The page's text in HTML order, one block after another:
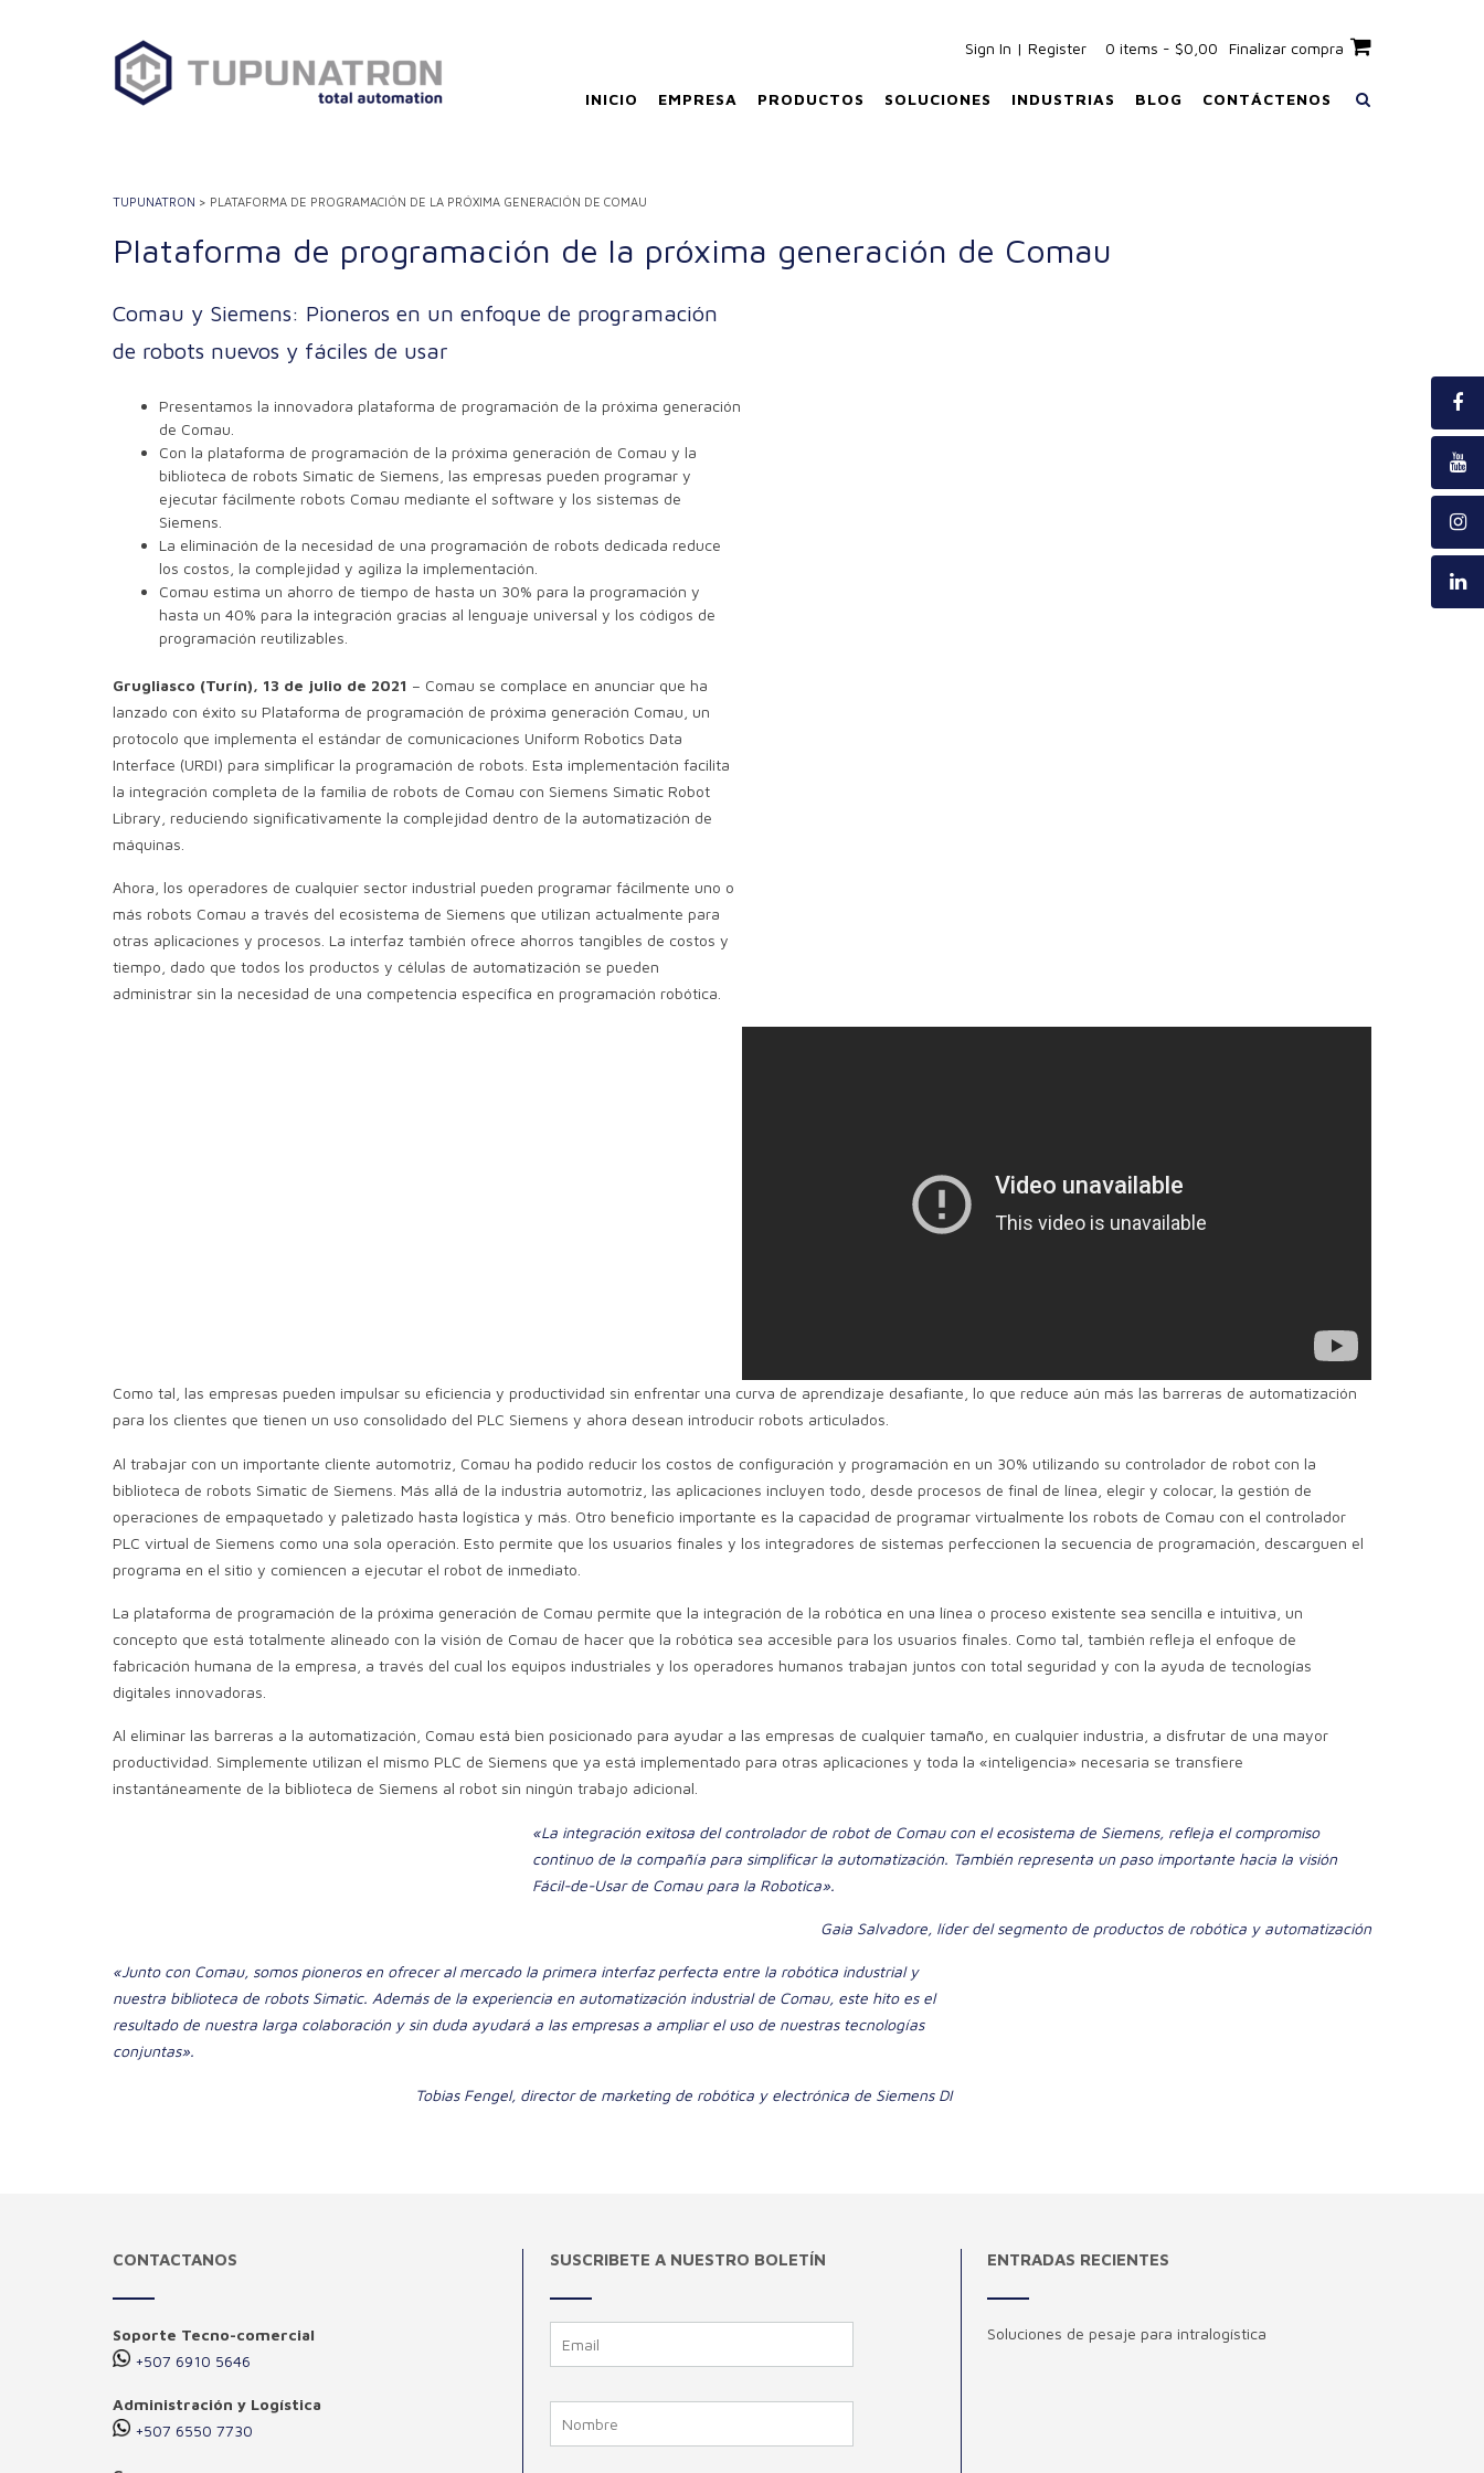
Sign In | Register 0 items - $0,00 Finalizar compra
INICIO EMPRESA PRODUCTOS SOLUCIONES INDUSTRIAS BLOG CONTÁCTENOS
TUPUNATRON > PLATAFORMA DE PROGRAMACIÓN DE LA PRÓXIMA GENERACIÓN DE COMAU
Plataforma de programación de la próxima generación de Comau
Comau y Siemens: Pioneros en un enfoque de programación
de robots nuevos y fáciles de usar
Presentamos la innovadora plataforma de programación de la próxima generación
de Comau.
Con la plataforma de programación de la próxima generación de Comau y la
biblioteca de robots Simatic de Siemens, las empresas pueden programar y
ejecutar fácilmente robots Comau mediante el software y los sistemas de
Siemens.
La eliminación de la necesidad de una programación de robots dedicada reduce
los costos, la complejidad y agiliza la implementación.
Comau estima un ahorro de tiempo de hasta un 30% para la programación y
hasta un 40% para la integración gracias al lenguaje universal y los códigos de
programación reutilizables.
Grugliasco (Turín), 13 de julio de 2021 – Comau se complace en anunciar que ha
lanzado con éxito su Plataforma de programación de próxima generación Comau, un
protocolo que implementa el estándar de comunicaciones Uniform Robotics Data
Interface (URDI) para simplificar la programación de robots. Esta implementación facilita
la integración completa de la familia de robots de Comau con Siemens Simatic Robot
Library, reduciendo significativamente la complejidad dentro de la automatización de
máquinas.
Ahora, los operadores de cualquier sector industrial pueden programar fácilmente uno o
más robots Comau a través del ecosistema de Siemens que utilizan actualmente para
otras aplicaciones y procesos. La interfaz también ofrece ahorros tangibles de costos y
tiempo, dado que todos los productos y células de automatización se pueden
administrar sin la necesidad de una competencia específica en programación robótica.
Como tal, las empresas pueden impulsar su eficiencia y productividad sin enfrentar una curva de aprendizaje desafiante, lo que reduce aún más las barreras de automatización
para los clientes que tienen un uso consolidado del PLC Siemens y ahora desean introducir robots articulados.
Al trabajar con un importante cliente automotriz, Comau ha podido reducir los costos de configuración y programación en un 30% utilizando su controlador de robot con la
biblioteca de robots Simatic de Siemens. Más allá de la industria automotriz, las aplicaciones incluyen todo, desde procesos de final de línea, elegir y colocar, la gestión de
operaciones de empaquetado y paletizado hasta logística y más. Otro beneficio importante es la capacidad de programar virtualmente los robots de Comau con el controlador
PLC virtual de Siemens como una sola operación. Esto permite que los usuarios finales y los integradores de sistemas perfeccionen la secuencia de programación, descarguen el
programa en el sitio y comiencen a ejecutar el robot de inmediato.
La plataforma de programación de la próxima generación de Comau permite que la integración de la robótica en una línea o proceso existente sea sencilla e intuitiva, un
concepto que está totalmente alineado con la visión de Comau de hacer que la robótica sea accesible para los usuarios finales. Como tal, también refleja el enfoque de
fabricación humana de la empresa, a través del cual los equipos industriales y los operadores humanos trabajan juntos con total seguridad y con la ayuda de tecnologías
digitales innovadoras.
Al eliminar las barreras a la automatización, Comau está bien posicionado para ayudar a las empresas de cualquier tamaño, en cualquier industria, a disfrutar de una mayor
productividad. Simplemente utilizan el mismo PLC de Siemens que ya está implementado para otras aplicaciones y toda la «inteligencia» necesaria se transfiere
instantáneamente de la biblioteca de Siemens al robot sin ningún trabajo adicional.
«La integración exitosa del controlador de robot de Comau con el ecosistema de Siemens, refleja el compromiso
continuo de la compañía para simplificar la automatización. También representa un paso importante hacia la visión
Fácil-de-Usar de Comau para la Robotica».
Gaia Salvadore, líder del segmento de productos de robótica y automatización
«Junto con Comau, somos pioneros en ofrecer al mercado la primera interfaz perfecta entre la robótica industrial y
nuestra biblioteca de robots Simatic. Además de la experiencia en automatización industrial de Comau, este hito es el
resultado de nuestra larga colaboración y sin duda ayudará a las empresas a ampliar el uso de nuestras tecnologías
conjuntas».
Tobias Fengel, director de marketing de robótica y electrónica de Siemens DI
CONTACTANOS
Soporte Tecno-comercial
+507 6910 5646
Administración y Logística
+507 6550 7730
SUSCRIBETE A NUESTRO BOLETÍN ENTRADAS RECIENTES
Soluciones de pesaje para intralogística